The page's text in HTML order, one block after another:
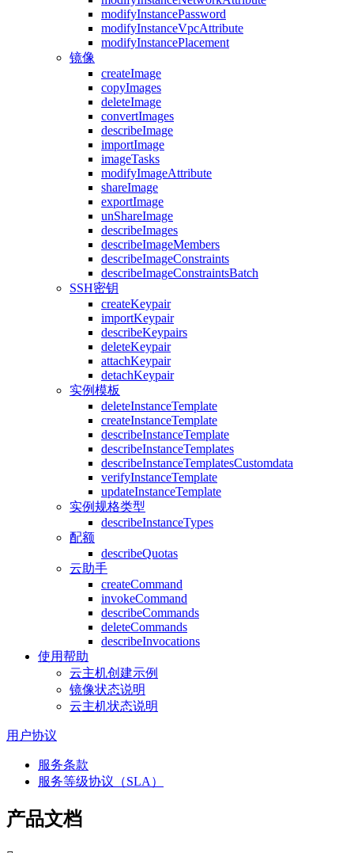
modifyInstancePassword
modifyInstanceVpcAttribute
modifyInstancePlacement
镜像
createImage
copyImages
deleteImage
convertImages
describeImage
importImage
imageTasks
modifyImageAttribute
shareImage
exportImage
unShareImage
describeImages
describeImageMembers
describeImageConstraints
describeImageConstraintsBatch
SSH密钥
createKeypair
importKeypair
describeKeypairs
deleteKeypair
attachKeypair
detachKeypair
实例模板
deleteInstanceTemplate
createInstanceTemplate
describeInstanceTemplate
describeInstanceTemplates
describeInstanceTemplatesCustomdata
verifyInstanceTemplate
updateInstanceTemplate
实例规格类型
describeInstanceTypes
配额
describeQuotas
云助手
createCommand
invokeCommand
describeCommands
deleteCommands
describeInvocations
使用帮助
云主机创建示例
镜像状态说明
云主机状态说明
用户协议
服务条款
服务等级协议（SLA）
产品文档